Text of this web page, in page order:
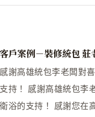
客戶案例－裝修統包 莊
感謝高雄統包李老闆對
支持！ 感謝高雄統包李
衛浴的支持！ 感謝您在